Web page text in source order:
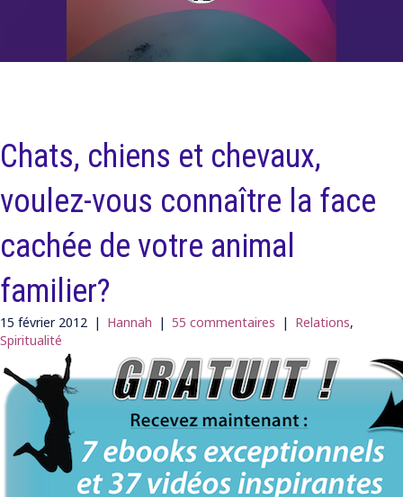
Chats, chiens et chevaux,
voulez-vous connaître la face
cachée de votre animal
familier?
15 février 2012 | Hannah | 55 commentaires | Relations,
Spiritualité